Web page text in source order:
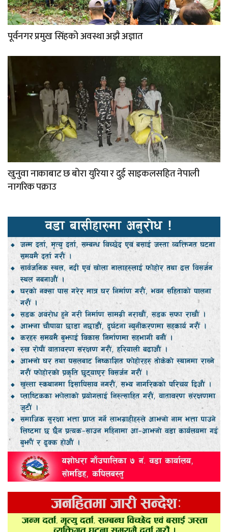
पूर्वनगर प्रमुख सिंहको अवस्था अझै अज्ञात
खुनुवा नाकाबाट छ बोरा युरिया र दुई साइकलसहित नेपाली
नागरिक पक्राउ